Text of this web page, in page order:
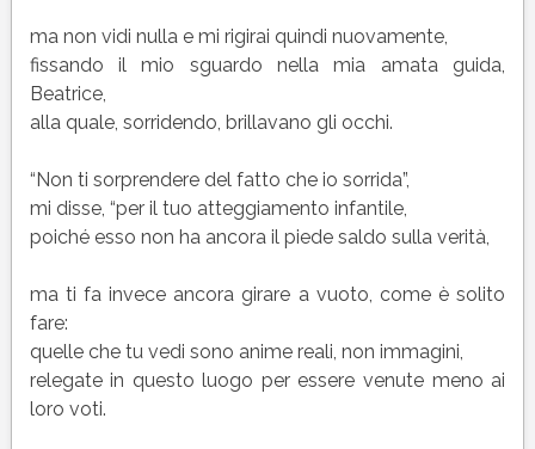
ma non vidi nulla e mi rigirai quindi nuovamente,
fissando il mio sguardo nella mia amata guida,
Beatrice,
alla quale, sorridendo, brillavano gli occhi.
“Non ti sorprendere del fatto che io sorrida”,
mi disse, “per il tuo atteggiamento infantile,
poiché esso non ha ancora il piede saldo sulla verità,
ma ti fa invece ancora girare a vuoto, come è solito
fare:
quelle che tu vedi sono anime reali, non immagini,
relegate in questo luogo per essere venute meno ai
loro voti.